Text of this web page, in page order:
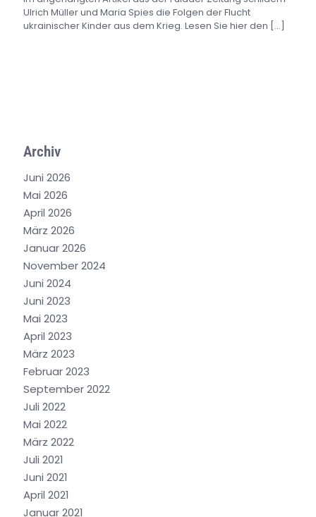
Ulrich Müller und Maria Spies die Folgen der Flucht
ukrainischer Kinder aus dem Krieg. Lesen Sie hier den […]
Archiv
Juni 2026
Mai 2026
April 2026
März 2026
Januar 2026
November 2024
Juni 2024
Juni 2023
Mai 2023
April 2023
März 2023
Februar 2023
September 2022
Juli 2022
Mai 2022
März 2022
Juli 2021
Juni 2021
April 2021
Januar 2021